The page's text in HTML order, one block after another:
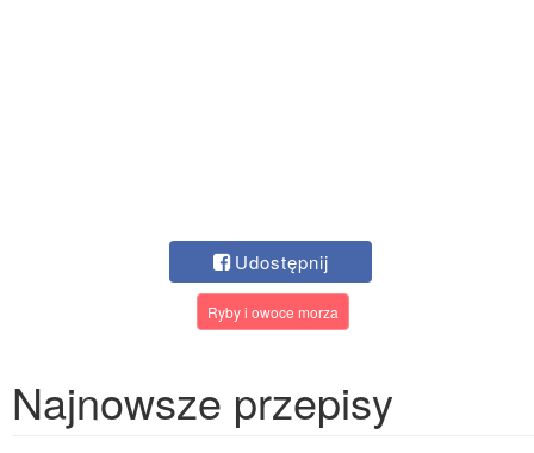
Udostępnij
Ryby i owoce morza
Najnowsze przepisy